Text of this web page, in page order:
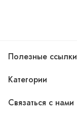
Полезные ссылки
Категории
Связаться с нами